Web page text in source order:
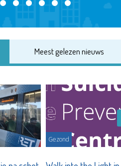
Meest gelezen nieuws
Gezond